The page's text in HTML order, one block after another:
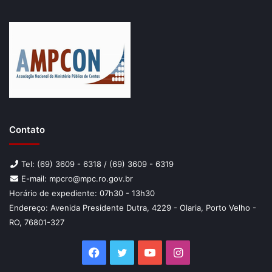
Contato
Tel: (69) 3609 - 6318 / (69) 3609 - 6319
E-mail: mpcro@mpc.ro.gov.br
Horário de expediente: 07h30 - 13h30
Endereço: Avenida Presidente Dutra, 4229 - Olaria, Porto Velho -
RO, 76801-327
Facebook
TwitterYouTubeInstagram